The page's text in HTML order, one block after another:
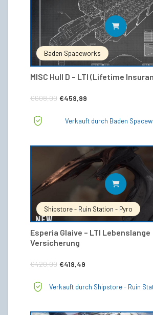
Baden Spaceworks
MISC Hull D – LTI (Lifetime
€608,00 Ursprünglicher
€608,00
€459,99
€459,99.
IN DEN
Verkauft durch Baden
Shipstore - Ruin Station - Pyro
Esperia Glaive – LTI Lebenslange
Versicherung
€420,00 Ursprünglicher
€420,00
€419,49
€419,49.
IN
Verkauft durch Shipstore - Ruin